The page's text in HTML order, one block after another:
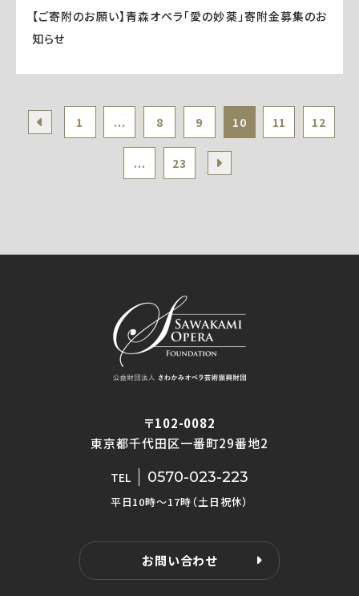
【ご寄附のお願い】青森オペラ「愛の妙薬」寄附金募集のお
知らせ
1 ... 8 9 10 11 12
... 23
〒102-0082
東京都千代田区一番町29番地2
TEL 0570-023-223
平日10時〜17時（土日祝休）
お問い合わせ